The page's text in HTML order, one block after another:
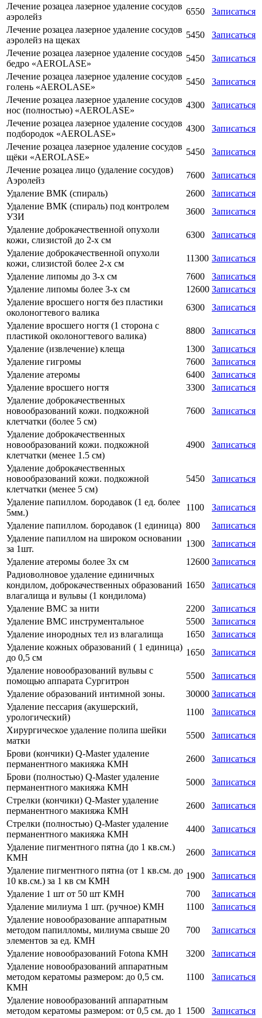
Лечение розацеа лазерное удаление сосудов
аэролейз
6550
Записаться
Лечение розацеа лазерное удаление сосудов
аэролейз на щеках
5450
Записаться
Лечение розацеа лазерное удаление сосудов
бедро «AEROLASE»
5450
Записаться
Лечение розацеа лазерное удаление сосудов
голень «AEROLASE»
5450
Записаться
Лечение розацеа лазерное удаление сосудов
нос (полностью) «AEROLASE»
4300
Записаться
Лечение розацеа лазерное удаление сосудов
подбородок «AEROLASE»
4300
Записаться
Лечение розацеа лазерное удаление сосудов
щёки «AEROLASE»
5450
Записаться
Лечение розацеа лицо (удаление сосудов)
Аэролейз
7600
Записаться
Удаление ВМК (спираль)
2600
Записаться
Удаление ВМК (спираль) под контролем
УЗИ
3600
Записаться
Удаление доброкачественной опухоли
кожи, слизистой до 2-х см
6300
Записаться
Удаление доброкачественной опухоли
кожи, слизистой более 2-х см
11300 Записаться
Удаление липомы до 3-х см
7600
Записаться
Удаление липомы более 3-х см
12600 Записаться
Удаление вросшего ногтя без пластики
околоногтевого валика
6300
Записаться
Удаление вросшего ногтя (1 сторона с
пластикой околоногтевого валика)
8800
Записаться
Удаление (извлечение) клеща
1300
Записаться
Удаление гигромы
7600
Записаться
Удаление атеромы
6400
Записаться
Удаление вросшего ногтя
3300
Записаться
Удаление доброкачественных
новообразований кожи. подкожной
клетчатки (более 5 см)
7600 Записаться
Удаление доброкачественных
новообразований кожи. подкожной
клетчатки (менее 1.5 см)
4900 Записаться
Удаление доброкачественных
новообразований кожи. подкожной
клетчатки (менее 5 см)
5450 Записаться
Удаление папиллом. бородавок (1 ед. более
5мм.)
1100
Записаться
Удаление папиллом. бородавок (1 единица) 800
Записаться
Удаление папиллом на широком основании
за 1шт.
1300
Записаться
Удаление атеромы более 3х см
12600 Записаться
Радиоволновое удаление единичных
кондилом, доброкачественных образований
влагалища и вульвы (1 кондилома)
1650 Записаться
Удаление ВМС за нити 2200
Записаться
Удаление ВМС инструментальное
5500
Записаться
Удаление инородных тел из влагалища
1650
Записаться
Удаление кожных образований ( 1 единица)
до 0,5 см
1650
Записаться
Удаление новообразований вульвы с
помощью аппарата Сургитрон
5500
Записаться
Удаление образований интимной зоны.
30000 Записаться
Удаление пессария (акушерский,
урологический)
1100
Записаться
Хирургическое удаление полипа шейки
матки
5500
Записаться
Брови (кончики) Q-Master удаление
перманентного макияжа КМН
2600
Записаться
Брови (полностью) Q-Master удаление
перманентного макияжа КМН
5000
Записаться
Стрелки (кончики) Q-Master удаление
перманентного макияжа КМН
2600
Записаться
Стрелки (полностью) Q-Master удаление
перманентного макияжа КМН
4400
Записаться
Удаление пигментного пятна (до 1 кв.см.)
КМН
2600
Записаться
Удаление пигментного пятна (от 1 кв.см. до
10 кв.см.) за 1 кв см КМН
1900
Записаться
Удаление 1 шт от 50 шт КМН
700
Записаться
Удаление милиума 1 шт. (ручное) КМН
1100
Записаться
Удаление новообразование аппаратным
методом папилломы, милиума свыше 20
элементов за ед. КМН
700 Записаться
Удаление новообразований Fotona КМН 3200
Записаться
Удаление новообразований аппаратным
методом кератомы размером: до 0,5 см.
КМН
1100 Записаться
Удаление новообразований аппаратным
методом кератомы размером: от 0,5 см. до 1
1500 Записаться